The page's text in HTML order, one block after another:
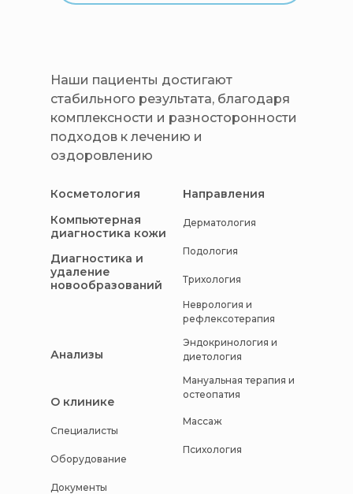
Косметология Направления
Анализы
О клинике
Компьютерная
диагностика кожи
Диагностика и
удаление
новообразований
Мануальная терапия и
остеопатия
Специалисты
Дерматология
Оборудование
Подология
Документы
Трихология
Массаж
Неврология и
рефлексотерапия
Психология
Эндокринология и
диетология
Наши пациенты достигают
стабильного результата, благодаря
комплексности и разносторонности
подходов к лечению и
оздоровлению